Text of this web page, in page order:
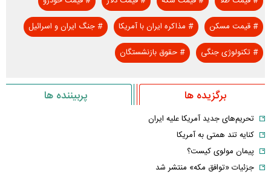
#قیمت مسکن # مذاکره ایران با آمریکا #جنگ ایران و اسرائیل
#تکنولوژی جنگی #حقوق بازنشستگان
برگزیده ها پربیننده ها
تحریم‌های جدید آمریکا علیه ایران
کنایه تند همتی به آمریکا
پیمان مولوی کیست؟
جزئیات «توافق مکه» منتشر شد